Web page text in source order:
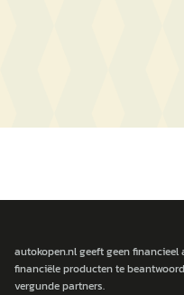
autokopen.nl geeft geen
financiële producten te
vergunde partners.